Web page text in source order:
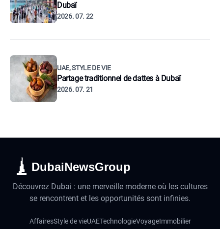
Dubaï
2026. 07. 22
UAE, STYLE DE VIE
Partage traditionnel de dattes à Dubaï
2026. 07. 21
DubaiNewsGroup
Découvrez Dubai : une merveille moderne où les cultures
se rencontrent et les opportunités sont infinies.
AffairesStyle de vieUAETechnologieVoyageImmobilier